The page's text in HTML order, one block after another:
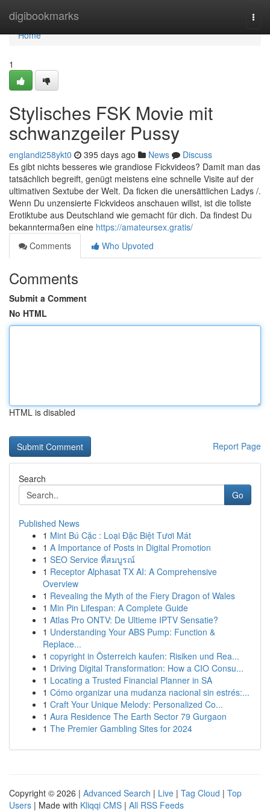
digibookmarks
Home
Home
1
Stylisches FSK Movie mit
schwanzgeiler Pussy
englandi258ykt0 395 days ago News
Discuss
Es gibt nichts besseres wie grandiose Fickvideos? Damit man das
tatsächlich begreift, genügt meistens eine schnelle Visite auf der
ultimativen Sextube der Welt. Da ficken die unersättlichen Ladys /.
Wenn Du unzensierte Fickvideos anschauen willst, ist die tollste
Erotiktube aus Deutschland wie gemacht für dich. Da findest Du
bekanntermaßen eine https://amateursex.gratis/
Comments
Who Upvoted
Comments
Submit a Comment
No HTML
HTML is disabled
Report Page
Search
Go
Published News
1 Mint Bú Cặc : Loại Đặc Biệt Tươi Mát
1 A Importance of Posts in Digital Promotion
1 SEO Service ที่สมบูรณ์
1 Receptor Alphasat TX AI: A Comprehensive
Overview
1 Revealing the Myth of the Fiery Dragon of Wales
1 Min Pin Lifespan: A Complete Guide
1 Atlas Pro ONTV: De Ultieme IPTV Sensatie?
1 Understanding Your ABS Pump: Function &
Replace...
1 copyright in Österreich kaufen: Risiken und Rea...
1 Driving Digital Transformation: How a CIO Consu...
1 Locating a Trusted Financial Planner in SA
1 Cómo organizar una mudanza nacional sin estrés:...
1 Craft Your Unique Melody: Personalized Co...
1 Aura Residence The Earth Sector 79 Gurgaon
1 The Premier Gambling Sites for 2024
Copyright © 2026 | Advanced Search | Live | Tag Cloud | Top
Users | Made with Kliqqi CMS | All RSS Feeds